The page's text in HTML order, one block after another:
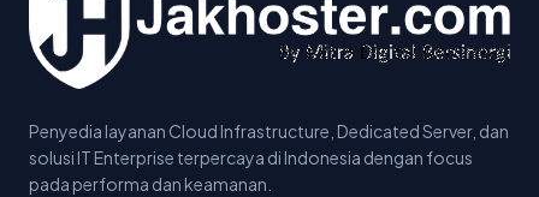
Penyedia layanan Cloud Infrastructure, Dedicated Server, dan
solusi IT Enterprise terpercaya di Indonesia dengan focus
pada performa dan keamanan.